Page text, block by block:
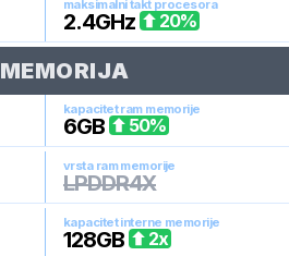
maksimalni takt procesora
2.4GHz 20%
MEMORIJA
kapacitet ram memorije
6GB 50%
vrsta ram memorije
LPDDR4X
kapacitet interne memorije
128GB 2x